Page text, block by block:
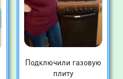
Подключили газовую
плиту